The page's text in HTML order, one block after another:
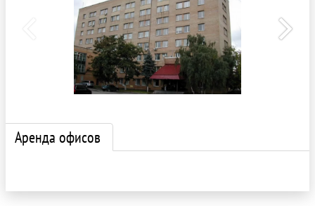
Аренда офисов